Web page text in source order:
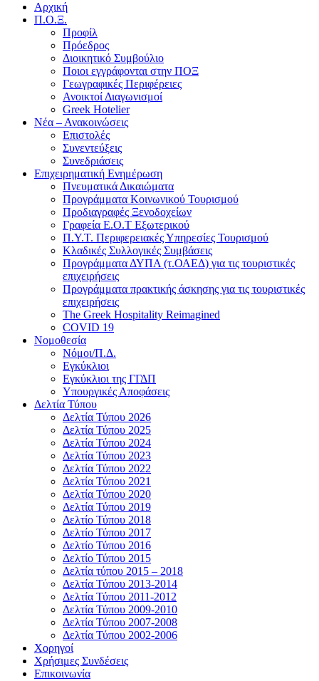
Αρχική
Π.Ο.Ξ.
Προφίλ
Πρόεδρος
Διοικητικό Συμβούλιο
Ποιοι εγγράφονται στην ΠΟΞ
Γεωγραφικές Περιφέρειες
Ανοικτοί Διαγωνισμoί
Greek Hotelier
Νέα – Ανακοινώσεις
Επιστολές
Συνεντεύξεις
Συνεδριάσεις
Επιχειρηματική Ενημέρωση
Πνευματικά Δικαιώματα
Προγράμματα Κοινωνικού Τουρισμού
Προδιαγραφές Ξενοδοχείων
Γραφεία Ε.Ο.Τ Εξωτερικού
Π.Υ.Τ. Περιφερειακές Υπηρεσίες Τουρισμού
Κλαδικές Συλλογικές Συμβάσεις
Προγράμματα ΔΥΠΑ (τ.ΟΑΕΔ) για τις τουριστικές
επιχειρήσεις
Προγράμματα πρακτικής άσκησης για τις τουριστικές
επιχειρήσεις
The Greek Hospitality Reimagined
COVID 19
Νομοθεσία
Νόμοι/Π.Δ.
Εγκύκλιοι
Εγκύκλιοι της ΓΓΔΠ
Υπουργικές Αποφάσεις
Δελτία Τύπου
Δελτία Τύπου 2026
Δελτία Τύπου 2025
Δελτία Τύπου 2024
Δελτία Τύπου 2023
Δελτία Τύπου 2022
Δελτία Τύπου 2021
Δελτία Τύπου 2020
Δελτία Τύπου 2019
Δελτίο Τύπου 2018
Δελτίο Τύπου 2017
Δελτίο Τύπου 2016
Δελτίο Τύπου 2015
Δελτία τύπου 2015 – 2018
Δελτία Τύπου 2013-2014
Δελτία Τύπου 2011-2012
Δελτία Τύπου 2009-2010
Δελτία Τύπου 2007-2008
Δελτία Τύπου 2002-2006
Χορηγοί
Χρήσιμες Συνδέσεις
Επικοινωνία